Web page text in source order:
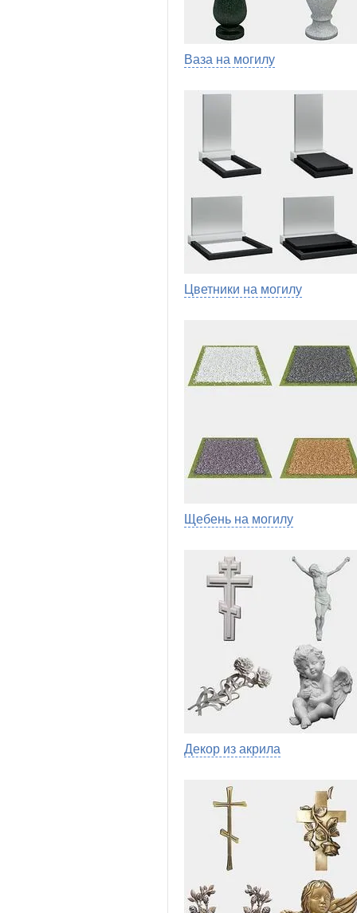
Ваза на могилу
Цветники на могилу
Щебень на могилу
Декор из акрила